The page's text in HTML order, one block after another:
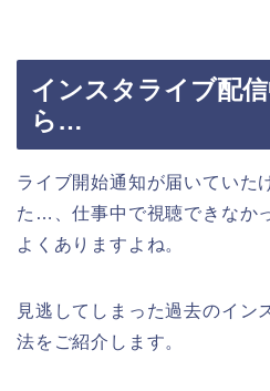
インスタライブ配
ら…
ライブ開始通知が届いていた
た…、仕事中で視聴できなか
よくありますよね。
見逃してしまった過去のイン
法をご紹介します。